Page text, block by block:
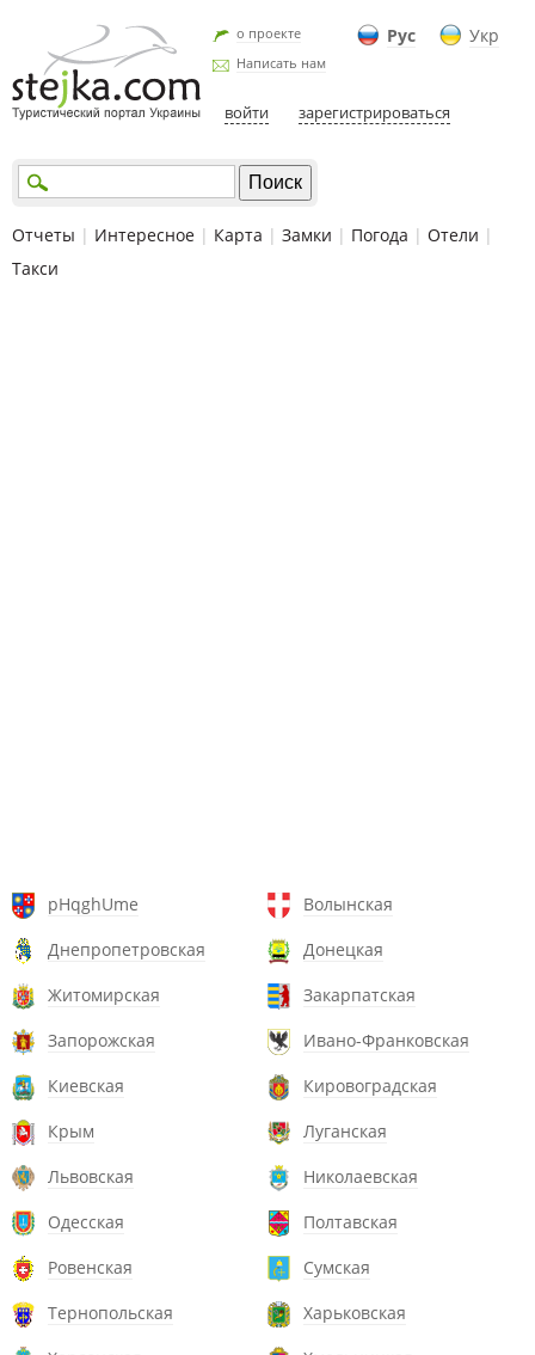
Рус Укр
о проекте
Написать нам
войти зарегистрироваться
Отчеты | Интересное | Карта | Замки | Погода | Отели |
Такси
pHqghUme
Волынская
Днепропетровская
Донецкая
Житомирская
Закарпатская
Запорожская
Ивано-Франковская
Киевская
Кировоградская
Крым
Луганская
Львовская
Николаевская
Одесская
Полтавская
Ровенская
Сумская
Тернопольская
Харьковская